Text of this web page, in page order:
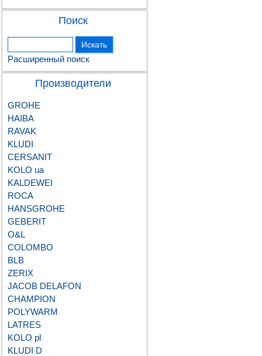
Поиск
Расширенный поиск
Производители
GROHE
HAIBA
RAVAK
KLUDI
CERSANIT
KOLO ua
KALDEWEI
ROCA
HANSGROHE
GEBERIT
О&L
COLOMBO
BLB
ZERIX
JACOB DELAFON
CHAMPION
POLYWARM
LATRES
KOLO pl
KLUDI D